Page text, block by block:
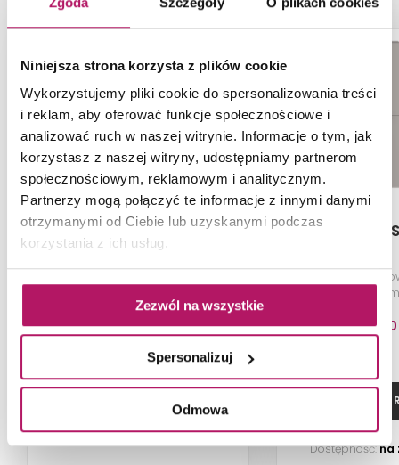
Niniejsza strona korzysta z plików cookie
Wykorzystujemy pliki cookie do spersonalizowania treści
i reklam, aby oferować funkcje społecznościowe i
analizować ruch w naszej witrynie. Informacje o tym, jak
korzystasz z naszej witryny, udostępniamy partnerom
społecznościowym, reklamowym i analitycznym.
Partnerzy mogą połączyć te informacje z innymi danymi
otrzymanymi od Ciebie lub uzyskanymi podczas
korzystania z ich usług.
Zezwól na wszystkie
Spersonalizuj
Odmowa
IO Modular SET18 Grafit IO Modular
Szafka
20,2x45,5x120
899,00
ZOBACZ
Dostępność:na